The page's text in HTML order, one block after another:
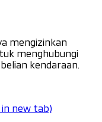
mengizinkan
menghubungi
kendaraan.
in new tab)